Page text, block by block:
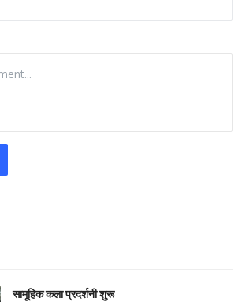
सामूहिक कला प्रदर्शनी शुरू